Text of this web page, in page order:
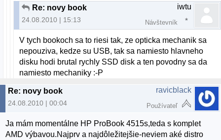
Re: novy book
24.08.2010 | 15:13
iwtu
Návštevník
V tych bookoch sa to riesi tak, ze opticka mechanik sa
nepouziva, kedze su USB, tak sa namiesto hlavneho
disku hodi brutal rychly SSD disk a ten povodny sa da
namiesto mechaniky :-P
Re: novy book
24.08.2010 | 00:04
ravicblack
Používateľ
Ja mám momentálne HP ProBook 4515s,teda s komplet
AMD výbavou.Najprv a najdôležitejšie-neviem aké distro